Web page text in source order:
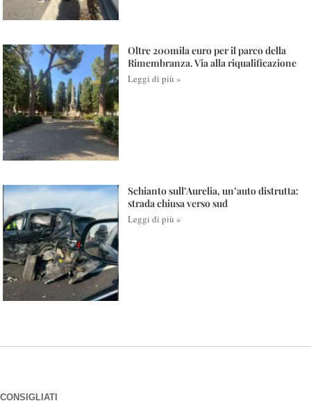
Oltre 200mila euro per il parco della
Rimembranza. Via alla riqualificazione
Leggi di più »
Schianto sull’Aurelia, un’auto distrutta:
strada chiusa verso sud
Leggi di più »
CONSIGLIATI